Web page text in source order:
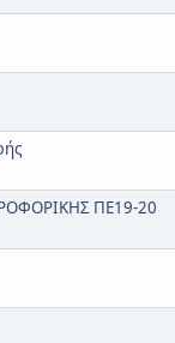
ΠΕ19-20